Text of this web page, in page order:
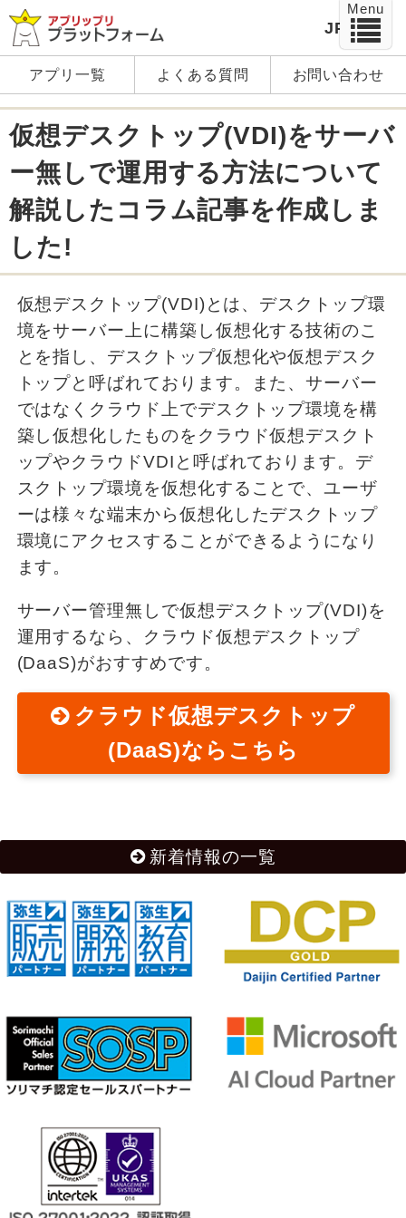
JP EN
アプリ一覧 よくある質問 お問い合わせ
仮想デスクトップ(VDI)をサーバ
ー無しで運用する方法について
解説したコラム記事を作成しま
した!
仮想デスクトップ(VDI)とは、デスクトップ環
境をサーバー上に構築し仮想化する技術のこ
とを指し、デスクトップ仮想化や仮想デスク
トップと呼ばれております。また、サーバー
ではなくクラウド上でデスクトップ環境を構
築し仮想化したものをクラウド仮想デスクト
ップやクラウドVDIと呼ばれております。デ
スクトップ環境を仮想化することで、ユーザ
ーは様々な端末から仮想化したデスクトップ
環境にアクセスすることができるようになり
ます。
サーバー管理無しで仮想デスクトップ(VDI)を
運用するなら、クラウド仮想デスクトップ
(DaaS)がおすすめです。
クラウド仮想デスクトップ
(DaaS)ならこちら
新着情報の一覧
Menu